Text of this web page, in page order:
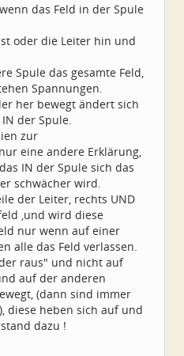
das Feld in der Spule
oder die Leiter hin und
Spule das gesamte Feld,
Spannungen.
her bewegt ändert sich
der Spule.
zur
eine andere Erklärung,
IN der Spule sich das
schwächer wird.
der Leiter, rechts UND
,und wird diese
nur wenn auf einer
alle das Feld verlassen.
raus" und nicht auf
auf der anderen
(dann sind immer
diese heben sich auf und
dazu !